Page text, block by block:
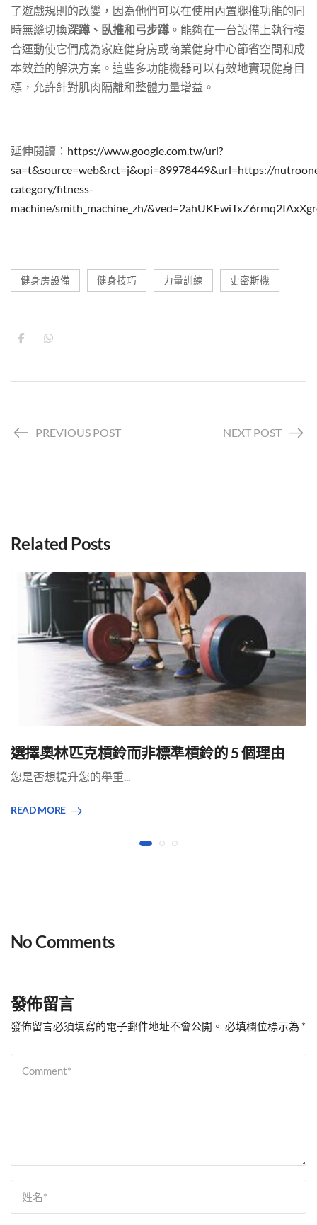
了遊戲規則的改變，因為他們可以在使用內置腿推功能的同
時無縫切換深蹲、臥推和弓步蹲 。能夠在一台設備上執行複
合運動使它們成為家庭健身房或商業健身中心節省空間和成
本效益的解決方案。這些多功能機器可以有效地實現健身目
標，允許針對肌肉隔離和整體力量增益。
延伸閱讀： https://www.google.com.tw/url?
sa=t&source=web&rct=j&opi=89978449&url=https://
category/fitness-
machine/smith_machine_zh/
健身房設備 健身技巧 力量訓練 史密斯機
PREVIOUS POST NEXT POST
Related Posts
選擇奧林匹克槓鈴而非標準槓鈴的 5 個理由
您是否想提升您的舉重...
READ MORE
No Comments
發佈留言
發佈留言必須填寫的電子郵件地址不會公開。 必填欄位標示為 *